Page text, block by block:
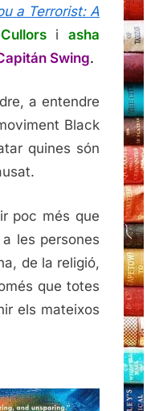
a Terrorist: A
i asha
Swing.
a entendre
Black
quines són
poc més que
les persones
de la religió,
que totes
els mateixos